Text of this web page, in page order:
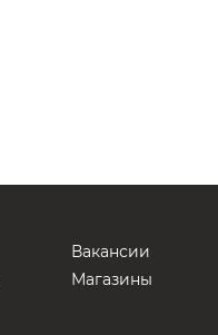
Вакансии
Магазины